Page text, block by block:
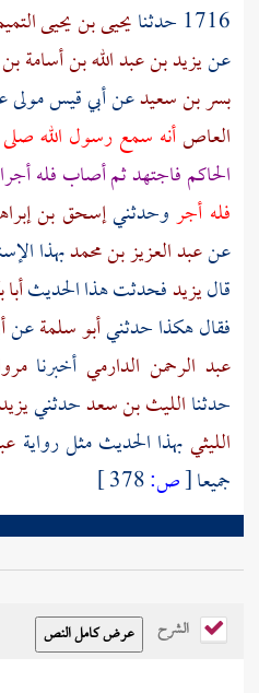
1716 حدثنا
يحيى بن يحيى
عنيزيد بن عبد الله بن أسامة بن
بسر بن سعيدعنأبي قيسمولى
العاصأنه سمع رسول الله
الحاكم فاجتهد ثم أصاب فله
فله أجروحدثنيإسحق بن
عنعبد العزيز بن محمدبهذا
قاليزيدفحدثت هذا الحديث
فقال هكذا حدثنيأبو سلمةعن
عبد الرحمن الدارمي أخبرنا
حدثناالليث بن سعدحدثني
الليثيبهذا الحديث مثل رواية
جميعا[ص:
الشرح